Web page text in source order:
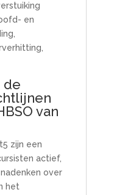
en
de
van
zijn een
actief,
over
het